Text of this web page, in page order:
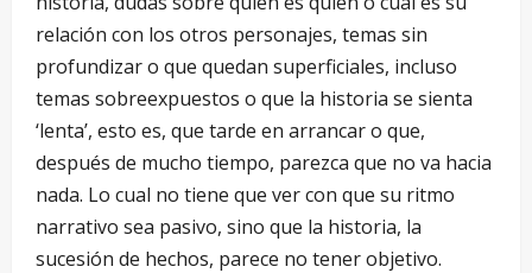
relación con los otros personajes, temas sin
profundizar o que quedan superficiales, incluso
temas sobreexpuestos o que la historia se sienta
‘lenta’, esto es, que tarde en arrancar o que,
después de mucho tiempo, parezca que no va hacia
nada. Lo cual no tiene que ver con que su ritmo
narrativo sea pasivo, sino que la historia, la
sucesión de hechos, parece no tener objetivo.